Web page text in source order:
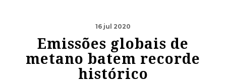
16 jul 2020
Emissões globais de
metano batem recorde
histórico